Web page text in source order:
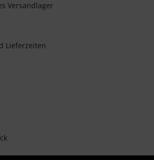
Versandlager
Lieferzeiten